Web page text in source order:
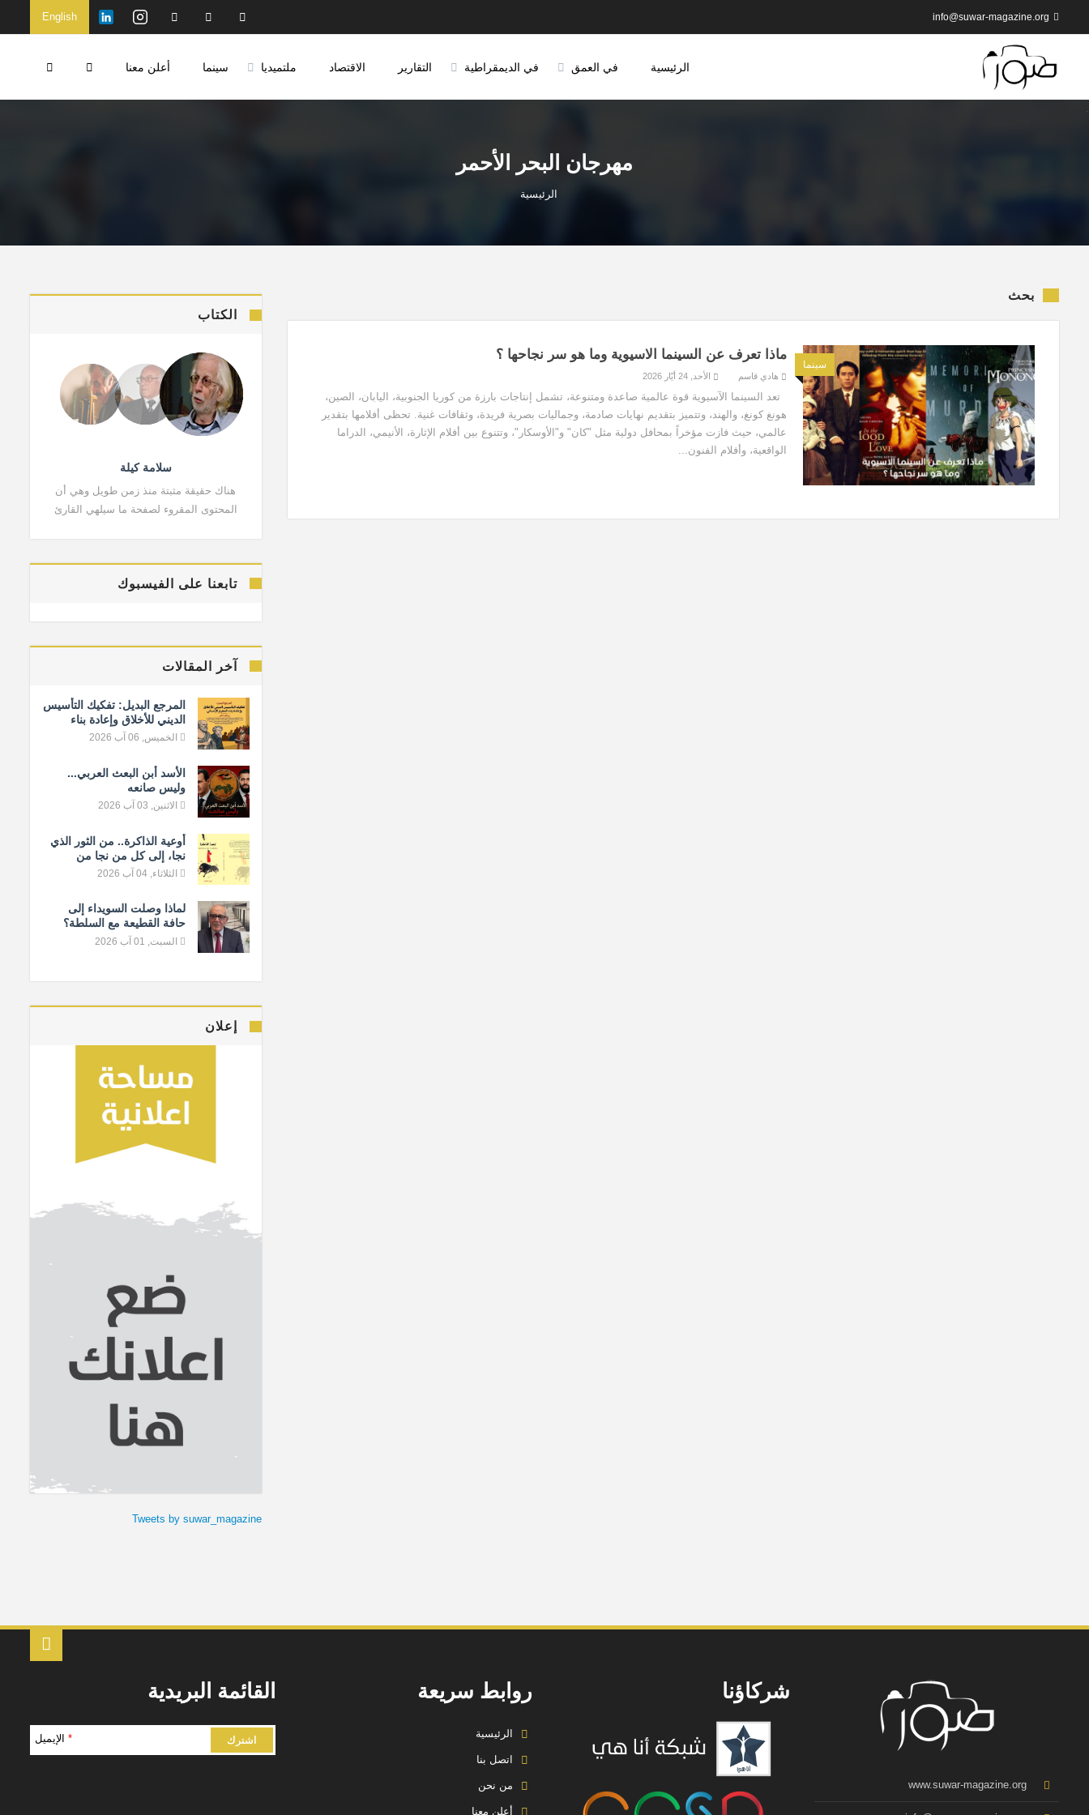
English info@suwar-magazine.org
الرئيسية في العمق في الديمقراطية التقارير الاقتصاد ملتميديا سينما أعلن معنا
مهرجان البحر الأحمر
الرئيسية
بحث
سينما
ماذا تعرف عن السينما الاسيوية وما هو سر نجاحها ؟
هادي قاسم الأحد, 24 أيّار 2026
تعد السينما الآسيوية قوة عالمية صاعدة ومتنوعة، تشمل إنتاجات بارزة من كوريا الجنوبية، اليابان، الصين،
هونغ كونغ، والهند، وتتميز بتقديم نهايات صادمة، وجماليات بصرية فريدة، وثقافات غنية. تحظى أفلامها بتقدير
عالمي، حيث فازت مؤخراً بمحافل دولية مثل "كان" و"الأوسكار"، وتتنوع بين أفلام الإثارة، الأنيمي، الدراما
الواقعية، وأفلام الفنون...
الكتاب
سلامة كيلة
هناك حقيقة مثبتة منذ زمن طويل وهي أن
المحتوى المقروء لصفحة ما سيلهي القارئ
تابعنا على الفيسبوك
آخر المقالات
المرجع البديل: تفكيك التأسيس
الديني للأخلاق وإعادة بناء
المعيار الإنساني
الخميس, 06 آب 2026
الأسد أبن البعث العربي...
وليس صانعه
الاثنين, 03 آب 2026
أوعية الذاكرة.. من الثور الذي
نجا، إلى كل من نجا من
النسيان
الثلاثاء, 04 آب 2026
لماذا وصلت السويداء إلى
حافة القطيعة مع السلطة؟
السبت, 01 آب 2026
إعلان
Tweets by suwar_magazine
www.suwar-magazine.org
شركاؤنا روابط سريعة
الرئيسية
اتصل بنا
من نحن
أعلن معنا
القائمة البريدية
* الإيميل